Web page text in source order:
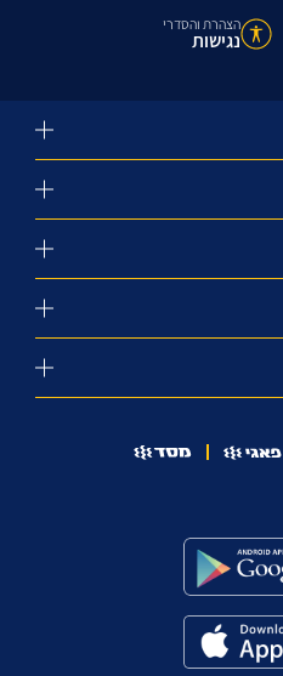
הצהרת והסדרי
נגישות